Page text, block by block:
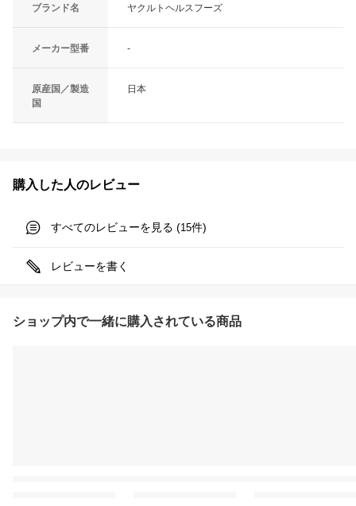
ブランド名 ヤクルトヘルスフーズ
メーカー型番 -
原産国／製造
国
日本
購入した人のレビュー
すべてのレビューを見る (15件)
レビューを書く
ショップ内で一緒に購入されている商品